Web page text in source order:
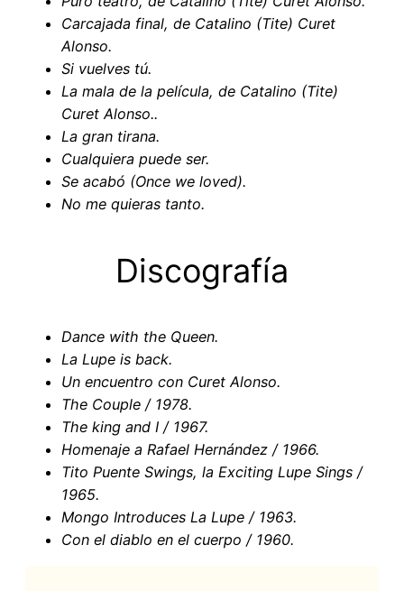
Carcajada final, de Catalino (Tite) Curet
Alonso.
Si vuelves tú.
La mala de la película, de Catalino (Tite)
Curet Alonso..
La gran tirana.
Cualquiera puede ser.
Se acabó (Once we loved).
No me quieras tanto.
Discografía
Dance with the Queen.
La Lupe is back.
Un encuentro con Curet Alonso.
The Couple / 1978.
The king and I / 1967.
Homenaje a Rafael Hernández / 1966.
Tito Puente Swings, la Exciting Lupe Sings /
1965.
Mongo Introduces La Lupe / 1963.
Con el diablo en el cuerpo / 1960.